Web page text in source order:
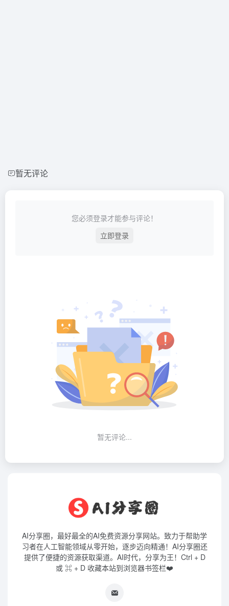
暂无评论
您必须登录才能参与评论！
立即登录
暂无评论...
AI分享圈，最好最全的AI免费资源分享网站。致力于帮助学
习者在人工智能领域从零开始，逐步迈向精通！AI分享圈还
提供了便捷的资源获取渠道。AI时代，分享为王！Ctrl + D
或 ⌘ + D 收藏本站到浏览器书签栏❤️